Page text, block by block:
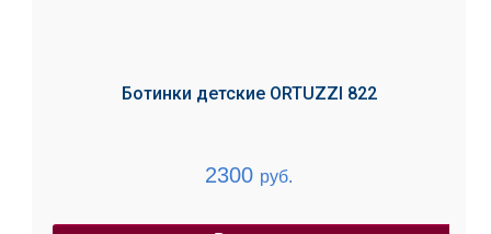
Ботинки детские ORTUZZI 822
2300 руб.